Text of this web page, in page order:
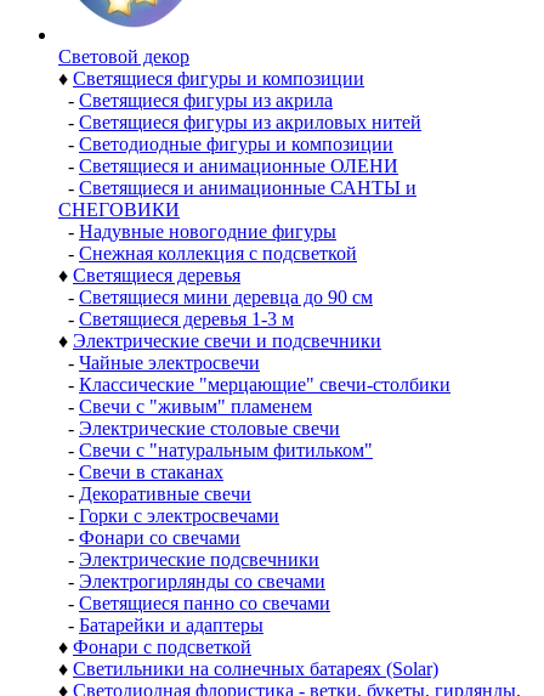
Световой декор
♦ Светящиеся фигуры и композиции
- Светящиеся фигуры из акрила
- Светящиеся фигуры из акриловых нитей
- Светодиодные фигуры и композиции
- Светящиеся и анимационные ОЛЕНИ
- Светящиеся и анимационные САНТЫ и
СНЕГОВИКИ
- Надувные новогодние фигуры
- Снежная коллекция с подсветкой
♦ Светящиеся деревья
- Светящиеся мини деревца до 90 см
- Светящиеся деревья 1-3 м
♦ Электрические свечи и подсвечники
- Чайные электросвечи
- Классические "мерцающие" свечи-столбики
- Свечи с "живым" пламенем
- Электрические столовые свечи
- Свечи с "натуральным фитильком"
- Свечи в стаканах
- Декоративные свечи
- Горки с электросвечами
- Фонари со свечами
- Электрические подсвечники
- Электрогирлянды со свечами
- Светящиеся панно со свечами
- Батарейки и адаптеры
♦ Фонари с подсветкой
♦ Светильники на солнечных батареях (Solar)
♦ Светодиодная флористика - ветки, букеты, гирлянды,